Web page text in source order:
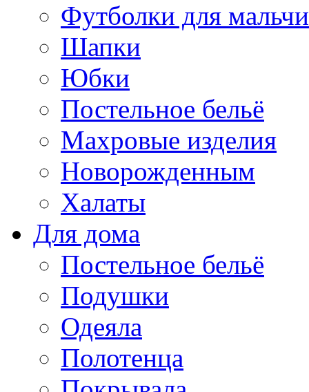
Футболки для
Шапки
Юбки
Постельное бельё
Махровые изделия
Новорожденным
Халаты
Для дома
Постельное бельё
Подушки
Одеяла
Полотенца